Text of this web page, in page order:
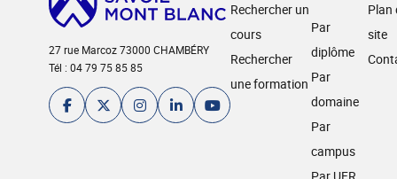
27 rue Marcoz 73000 CHAMBÉRY
Tél : 04 79 75 85 85
Rechercher un
cours
Rechercher
une formation
Par
diplôme
Par
domaine
Par
campus
Plan
site